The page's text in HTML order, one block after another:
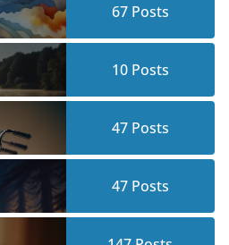
67Posts
10Posts
47Posts
47Posts